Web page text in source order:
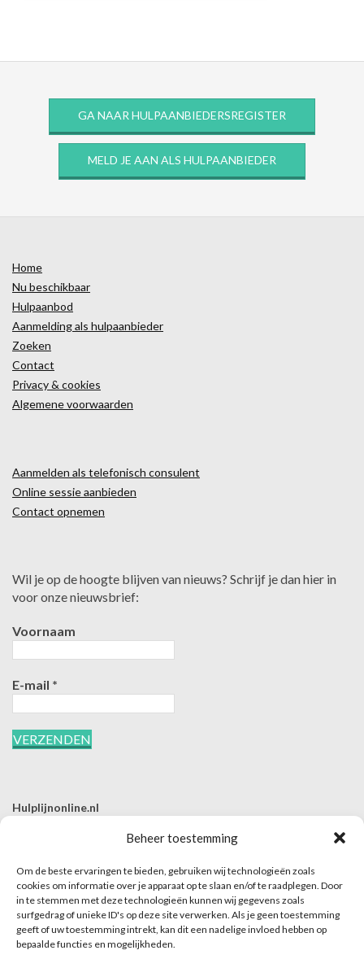
Beheer toestemming
Om de beste ervaringen te bieden, gebruiken wij technologieën zoals
cookies om informatie over je apparaat op te slaan en/of te raadplegen. Door
in te stemmen met deze technologieën kunnen wij gegevens zoals
surfgedrag of unieke ID's op deze site verwerken. Als je geen toestemming
geeft of uw toestemming intrekt, kan dit een nadelige invloed hebben op
bepaalde functies en mogelijkheden.
GA NAAR HULPAANBIEDERSREGISTER
MELD JE AAN ALS HULPAANBIEDER
Home
Nu beschikbaar
Hulpaanbod
Aanmelding als hulpaanbieder
Zoeken
Contact
Privacy & cookies
Algemene voorwaarden
Aanmelden als telefonisch consulent
Online sessie aanbieden
Contact opnemen
Wil je op de hoogte blijven van nieuws? Schrijf je dan hier in
voor onze nieuwsbrief:
Voornaam
E-mail *
Hulplijnonline.nl
E | info@hulplijnonline.nl
Contactformulier
Over Hulplijnonline.nl
Het team van Hulplijnonline.nl